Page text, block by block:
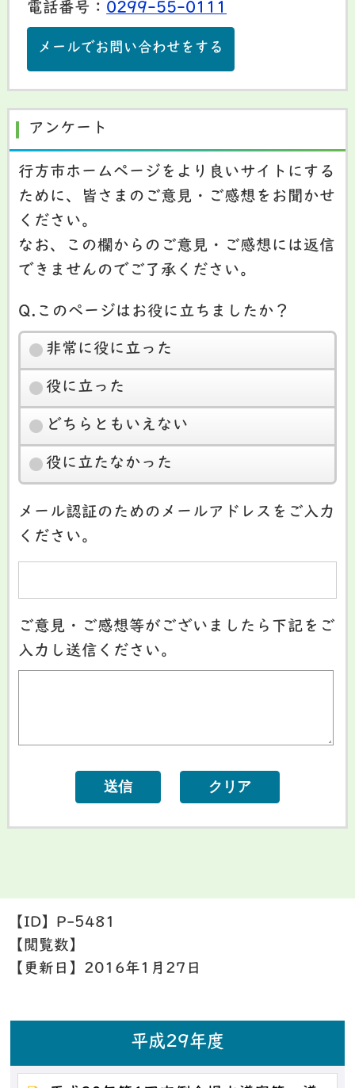
電話番号： 0299-55-0111
メールでお問い合わせをする
アンケート
行方市ホームページをより良いサイトにする
ために、皆さまのご意見・ご感想をお聞かせ
ください。
なお、この欄からのご意見・ご感想には返信
できませんのでご了承ください。
Q.このページはお役に立ちましたか？
非常に役に立った
役に立った
どちらともいえない
役に立たなかった
メール認証のためのメールアドレスをご入力
ください。
ご意見・ご感想等がございましたら下記をご
入力し送信ください。
【ID】 P-5481
【閲覧数】
【更新日】 2016年1月27日
平成29年度